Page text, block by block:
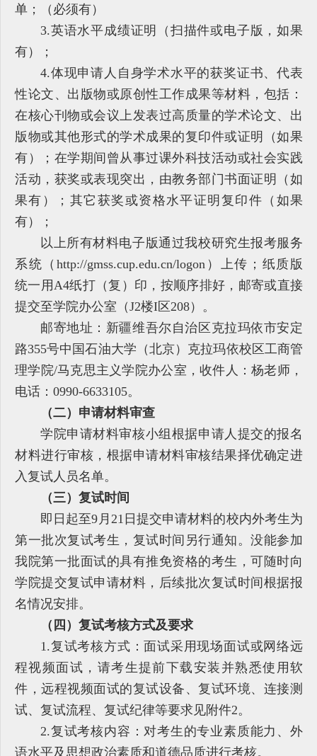
单；（必须有）
3.英语水平成绩证明（扫描件或电子版，如果
有）；
4.体现申请人自身学术水平的获奖证书、代表
性论文、出版物或原创性工作成果等材料，包括：
在核心刊物或会议上发表过高质量的学术论文、出
版物或其他形式的学术成果的复印件或证明（如果
有）；在学期间曾从事过课外科技活动或社会实践
活动，获奖或表现突出，由教务部门书面证明（如
果有）；其它获奖或资格水平证明复印件（如果
有）；
以上所有材料电子版通过我校研究生报考服务
系统（http://gmss.cup.edu.cn/logon）上传；纸质版
统一用A4纸打（复）印，按顺序排好，邮寄或直接
提交至学院办公室（J2楼I区208）。
邮寄地址：新疆维吾尔自治区克拉玛依市安定
路355号中国石油大学（北京）克拉玛依校区工商管
理学院/马克思主义学院办公室，收件人：杨老师，
电话：0990-6633105。
（二）申请材料审查
学院申请材料审核小组根据申请人提交的报名
材料进行审核，根据申请材料审核结果择优确定进
入复试人员名单。
（三）复试时间
即日起至9月21日提交申请材料的校内外考生为
第一批次复试考生，复试时间另行通知。没能参加
我院第一批面试的具有推免资格的考生，可随时向
学院提交复试申请材料，后续批次复试时间根据报
名情况安排。
（四）复试考核方式及要求
1.复试考核方式：面试采用现场面试或网络远
程视频面试，请考生提前下载安装并熟悉使用软
件，远程视频面试的复试设备、复试环境、连接测
试、复试流程、复试纪律等要求见附件2。
2.复试考核内容：对考生的专业素质能力、外
语水平及思想政治素质和道德品质进行考核。